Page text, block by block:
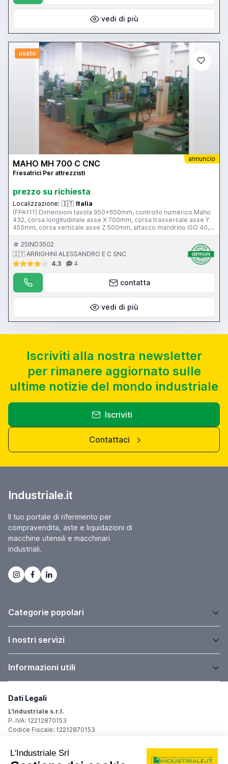
vedi di più
usato
annuncio
MAHO MH 700 C CNC
Fresatrici Per attrezzisti
prezzo su richiesta
Localizzazione: 🇮🇹 Italia
(FPA111) Dimensioni tavola 950x650mm, controllo numerico Maho
432, corsa longitudinale asse X 700mm, corsa trasversale asse Y
450mm, corsa verticale asse Z 500mm, attacco mandrino ISO 40,
potenza 32kw, peso ca.3300kg.
25IND3502
🇮🇹 ARRIGHINI ALESSANDRO E C SNC
4.3
4
contatta
vedi di più
Iscriviti alla nostra newsletter
per rimanere aggiornato sulle
ultime notizie del mondo industriale
Iscriviti
Contattaci
Industriale.it
Il tuo portale di riferimento per
compravendita, aste e liquidazioni di
macchine utensili e macchinari
industriali.
Categorie popolari
I nostri servizi
Informazioni utili
Dati Legali
L'industriale s.r.l.
P. IVA: 12212870153
Codice Fiscale: 12212870153
Sede Legale
Via Carlo Dolci, 32